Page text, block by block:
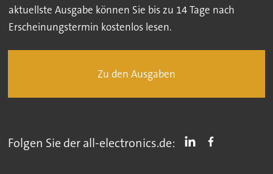
aktuellste Ausgabe können Sie bis zu 14 Tage nach
Erscheinungstermin kostenlos lesen.
Zu den Ausgaben
Folgen Sie der all-electronics.de: